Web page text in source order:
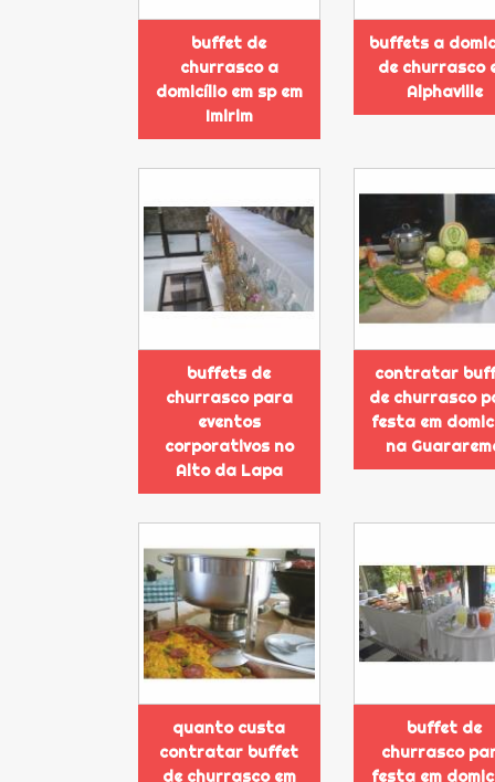
buffet de
churrasco a
domicílio em sp em
Imirim
buffets a
de churrasco
Alphaville
buffets de
churrasco para
eventos
corporativos no
Alto da Lapa
contratar
de churrasco
festa em
na
quanto custa
contratar buffet
de churrasco em
buffet de
churrasco
festa em